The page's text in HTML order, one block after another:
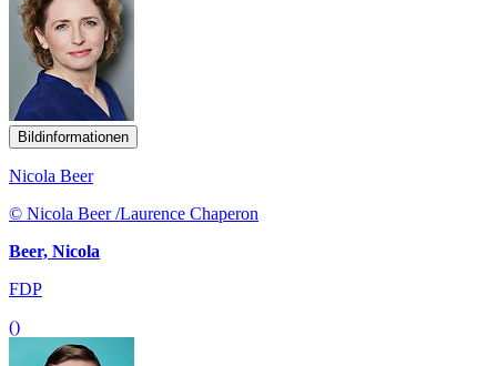
Bildinformationen
Nicola Beer
© Nicola Beer /Laurence Chaperon
Beer, Nicola
FDP
()